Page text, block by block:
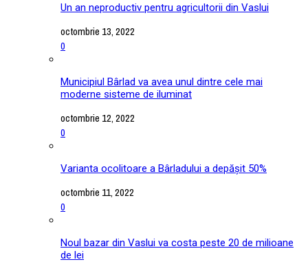
Un an neproductiv pentru agricultorii din Vaslui
octombrie 13, 2022
0
Municipiul Bârlad va avea unul dintre cele mai
moderne sisteme de iluminat
octombrie 12, 2022
0
Varianta ocolitoare a Bârladului a depășit 50%
octombrie 11, 2022
0
Noul bazar din Vaslui va costa peste 20 de milioane
de lei